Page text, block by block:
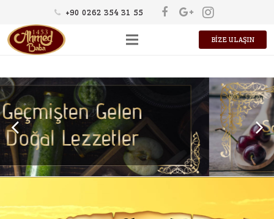
+90 0262 354 31 55
ÜRÜNLER
KÜLTÜR
KARİYER
BİZE ULAŞIN